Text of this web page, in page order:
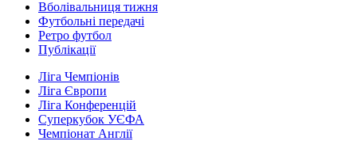
Вболівальниця тижня
Футбольні передачі
Ретро футбол
Публікації
Ліга Чемпіонів
Ліга Європи
Ліга Конференцій
Суперкубок УЄФА
Чемпіонат Англії